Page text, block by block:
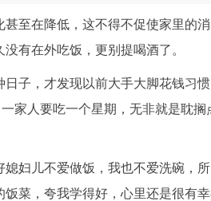
至在降低，这不得不促使家里的
有在外吃饭，更别提喝酒了。
子，才发现以前大手大脚花钱习
家人要吃一个星期，无非就是耽搁
妇儿不爱做饭，我也不爱洗碗，
菜，夸我学得好，心里还是很有